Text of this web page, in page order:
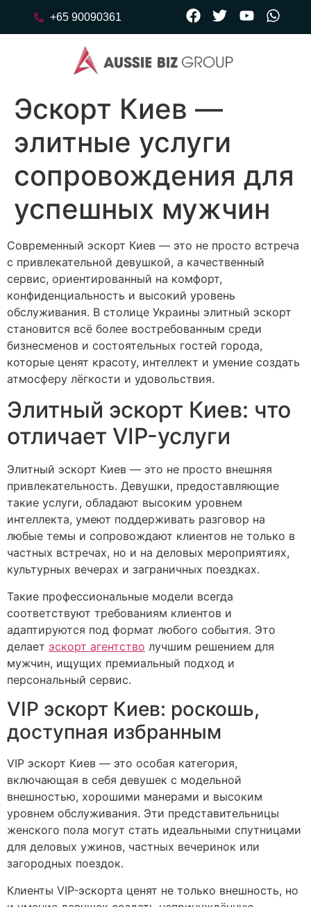
+65 90090361
Эскорт Киев —
элитные услуги
сопровождения для
успешных мужчин
Современный эскорт Киев — это не просто встреча
с привлекательной девушкой, а качественный
сервис, ориентированный на комфорт,
конфиденциальность и высокий уровень
обслуживания. В столице Украины элитный эскорт
становится всё более востребованным среди
бизнесменов и состоятельных гостей города,
которые ценят красоту, интеллект и умение создать
атмосферу лёгкости и удовольствия.
Элитный эскорт Киев: что
отличает VIP-услуги
Элитный эскорт Киев — это не просто внешняя
привлекательность. Девушки, предоставляющие
такие услуги, обладают высоким уровнем
интеллекта, умеют поддерживать разговор на
любые темы и сопровождают клиентов не только в
частных встречах, но и на деловых мероприятиях,
культурных вечерах и заграничных поездках.
Такие профессиональные модели всегда
соответствуют требованиям клиентов и
адаптируются под формат любого события. Это
делает эскорт агентство лучшим решением для
мужчин, ищущих премиальный подход и
персональный сервис.
VIP эскорт Киев: роскошь,
доступная избранным
VIP эскорт Киев — это особая категория,
включающая в себя девушек с модельной
внешностью, хорошими манерами и высоким
уровнем обслуживания. Эти представительницы
женского пола могут стать идеальными спутницами
для деловых ужинов, частных вечеринок или
загородных поездок.
Клиенты VIP-эскорта ценят не только внешность, но